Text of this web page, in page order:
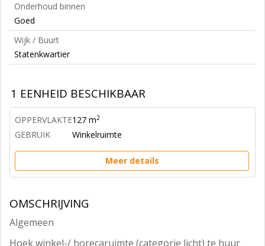
Onderhoud binnen
Goed
Wijk / Buurt
Statenkwartier
1 EENHEID BESCHIKBAAR
OPPERVLAKTE127 m2
GEBRUIK Winkelruimte
Meer details
OMSCHRIJVING
Algemeen
Hoek winkel-/ horecaruimte (categorie licht) te huur